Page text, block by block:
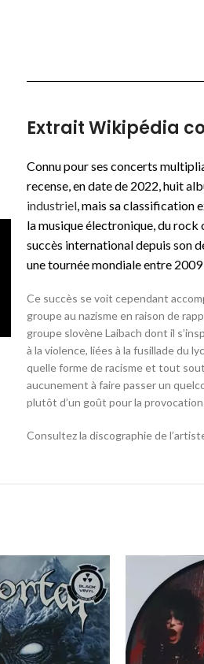
Extrait Wikipédia
Connu pour ses concerts
recense, en date de 2022, huit
industriel, mais sa classification
la musique électronique, du rock
succès international depuis son
une tournée mondiale entre
Ce succès se voit cependant
groupe au nazisme en raison de
groupe slovène Laibach dont il
à la violence, liées à la fusillade du
quelle forme de racisme et tout
aucunement à faire passer un
plutôt d’un goût pour la
Consultez la discographie de